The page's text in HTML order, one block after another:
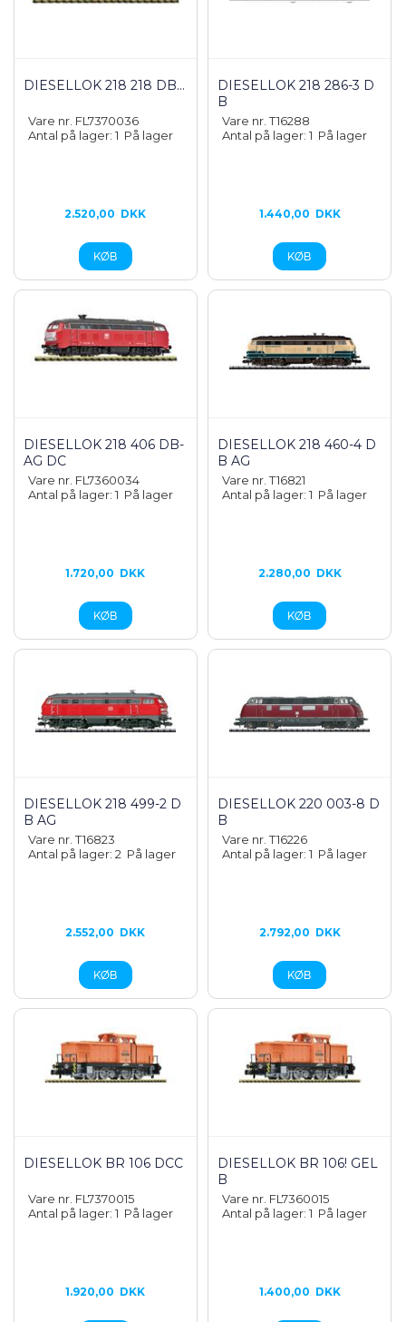
DIESELLOK 218 218 DB...
Vare nr. FL7370036
Antal på lager: 1 På lager
2.520,00 DKK
DIESELLOK 218 286-3 D
B
Vare nr. T16288
Antal på lager: 1 På lager
1.440,00 DKK
DIESELLOK 218 406 DB-
AG DC
Vare nr. FL7360034
Antal på lager: 1 På lager
1.720,00 DKK
DIESELLOK 218 460-4 D
B AG
Vare nr. T16821
Antal på lager: 1 På lager
2.280,00 DKK
DIESELLOK 218 499-2 D
B AG
Vare nr. T16823
Antal på lager: 2 På lager
2.552,00 DKK
DIESELLOK 220 003-8 D
B
Vare nr. T16226
Antal på lager: 1 På lager
2.792,00 DKK
DIESELLOK BR 106 DCC
Vare nr. FL7370015
Antal på lager: 1 På lager
1.920,00 DKK
DIESELLOK BR 106! GEL
B
Vare nr. FL7360015
Antal på lager: 1 På lager
1.400,00 DKK